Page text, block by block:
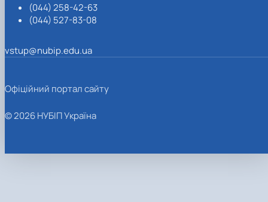
(044) 258-42-63
(044) 527-83-08
vstup@nubip.edu.ua
Офіційний портал сайту
© 2026 НУБІП Україна